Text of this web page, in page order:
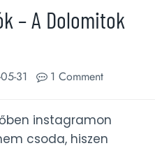
– A Dolomitok
31 1 Comment
instagramon
csoda, hiszen